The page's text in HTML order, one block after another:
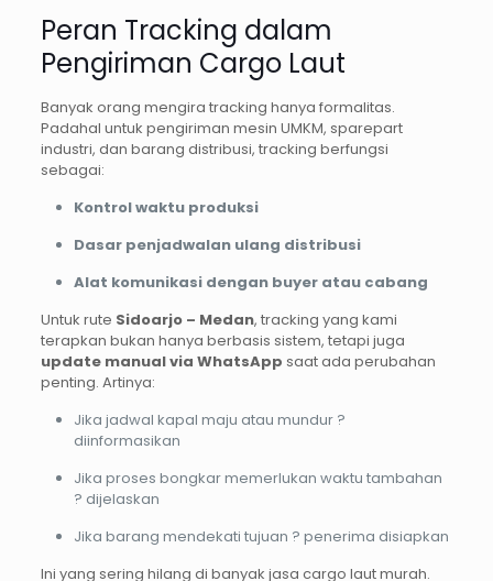
Peran Tracking dalam
Pengiriman Cargo Laut
Banyak orang mengira tracking hanya formalitas.
Padahal untuk pengiriman mesin UMKM, sparepart
industri, dan barang distribusi, tracking berfungsi
sebagai:
Kontrol waktu produksi
Dasar penjadwalan ulang distribusi
Alat komunikasi dengan buyer atau cabang
Untuk rute Sidoarjo – Medan, tracking yang kami
terapkan bukan hanya berbasis sistem, tetapi juga
update manual via WhatsApp saat ada perubahan
penting. Artinya:
Jika jadwal kapal maju atau mundur ?
diinformasikan
Jika proses bongkar memerlukan waktu tambahan
? dijelaskan
Jika barang mendekati tujuan ? penerima disiapkan
Ini yang sering hilang di banyak jasa cargo laut murah.